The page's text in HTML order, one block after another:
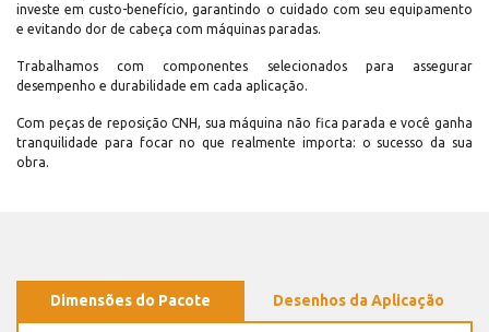
investe em custo-benefício, garantindo o cuidado com seu equipamento
e evitando dor de cabeça com máquinas paradas.
Trabalhamos com componentes selecionados para assegurar
desempenho e durabilidade em cada aplicação.
Com peças de reposição CNH, sua máquina não fica parada e você ganha
tranquilidade para focar no que realmente importa: o sucesso da sua
obra.
Dimensões do Pacote Desenhos da Aplicação